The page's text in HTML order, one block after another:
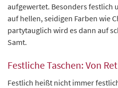
aufgewertet. Besonders festlich
auf hellen, seidigen Farben wie
partytauglich wird es dann auf
Samt.
Festliche Taschen: Von
Festlich heißt nicht immer